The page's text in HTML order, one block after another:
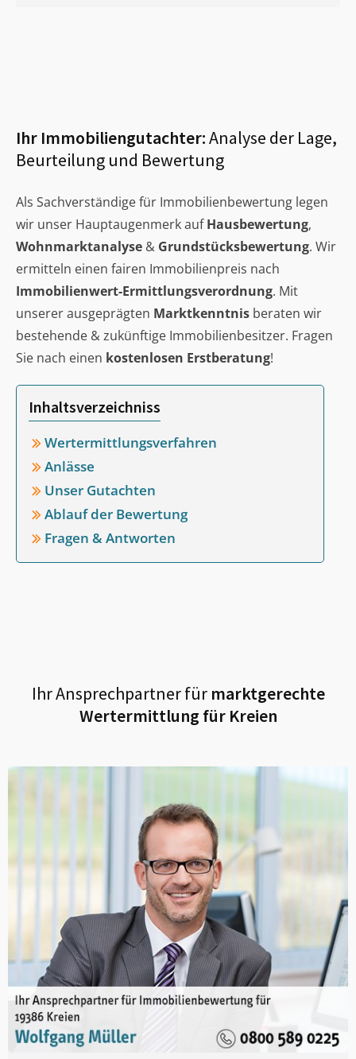
Ihr Immobiliengutachter:Analyse der Lage,
Beurteilung und Bewertung
Als Sachverständige für Immobilienbewertung legen
wir unser Hauptaugenmerk aufHausbewertung,
Wohnmarktanalyse & Grundstücksbewertung. Wir
ermitteln einen fairen Immobilienpreis nach
Immobilienwert-Ermittlungsverordnung. Mit
unserer ausgeprägten Marktkenntnis beraten wir
bestehende & zukünftige Immobilienbesitzer. Fragen
Sie nach einen kostenlosen Erstberatung!
Inhaltsverzeichniss
Wertermittlungsverfahren
Anlässe
Unser Gutachten
Ablauf der Bewertung
Fragen & Antworten
Ihr Ansprechpartner fürmarktgerechte
Wertermittlung für Kreien